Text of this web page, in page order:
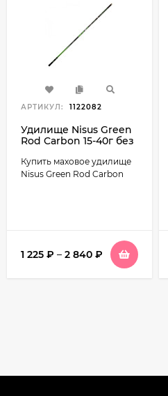
АРТИКУЛ: 1122082
Удилище Nisus Green
Rod Carbon 15-40г без
Купить маховое удилище
Nisus Green Rod Carbon
1 225 ₽ – 2 840 ₽